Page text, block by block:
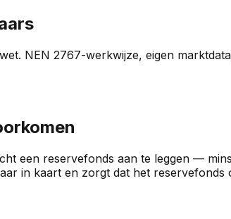
NEN 2767-werkwijze, eigen
een reservefonds aan te leggen —
in kaart en zorgt dat het